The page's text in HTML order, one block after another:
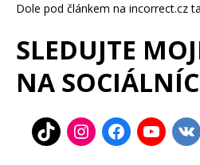
Dole pod článkem na incorrect.cz
SLEDUJTE
NA